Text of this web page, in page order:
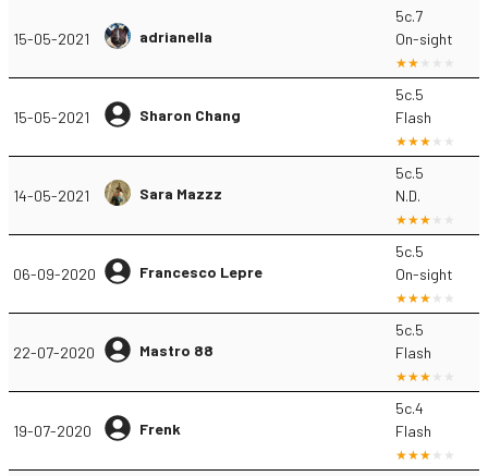
15-05-2021 adrianella
5c.7
On-sight
15-05-2021 Sharon Chang
5c.5
Flash
14-05-2021 Sara Mazzz
5c.5
N.D.
06-09-2020 Francesco Lepre
5c.5
On-sight
22-07-2020 Mastro 88
5c.5
Flash
19-07-2020 Frenk
5c.4
Flash